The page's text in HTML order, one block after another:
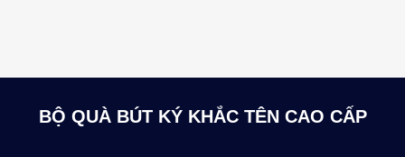
BỘ QUÀ BÚT KÝ KHẮC TÊN CAO CẤP